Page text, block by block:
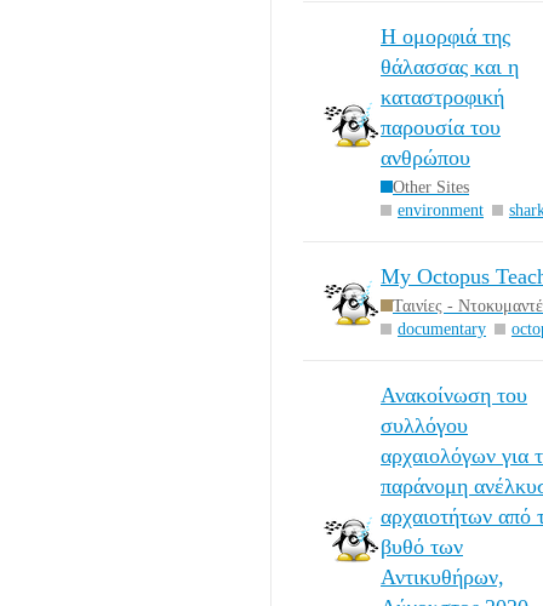
Η ομορφιά της
θάλασσας και η
καταστροφική
παρουσία του
ανθρώπου
Other Sites
environment
My Octopus
Ταινίες -
documentary
Ανακοίνωση του
συλλόγου
αρχαιολόγων για
παράνομη
αρχαιοτήτων από
βυθό των
Αντικυθήρων,